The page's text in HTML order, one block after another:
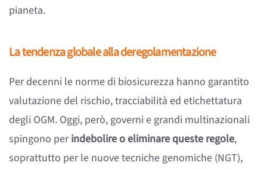
pianeta.
La tendenza globale alla deregolamentazione
Per decenni le norme di biosicurezza hanno garantito
valutazione del rischio, tracciabilità ed etichettatura
degli OGM. Oggi, però, governi e grandi multinazionali
spingono perindebolire o eliminare queste regole,
soprattutto per le nuove tecniche genomiche (NGT),